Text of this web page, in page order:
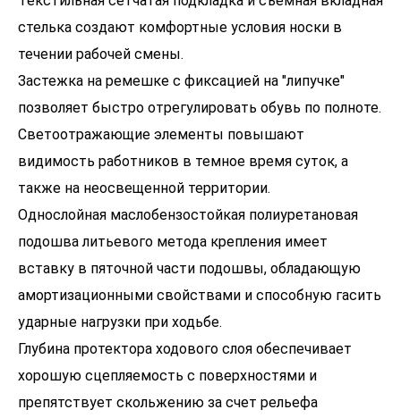
стелька создают комфортные условия носки в
течении рабочей смены.
Застежка на ремешке с фиксацией на "липучке"
позволяет быстро отрегулировать обувь по полноте.
Светоотражающие элементы повышают
видимость работников в темное время суток, а
также на неосвещенной территории.
Однослойная маслобензостойкая полиуретановая
подошва литьевого метода крепления имеет
вставку в пяточной части подошвы, обладающую
амортизационными свойствами и способную гасить
ударные нагрузки при ходьбе.
Глубина протектора ходового слоя обеспечивает
хорошую сцепляемость с поверхностями и
препятствует скольжению за счет рельефа